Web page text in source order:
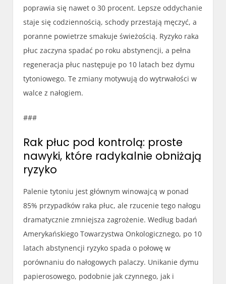
poprawia się nawet o 30 procent. Lepsze oddychanie
staje się codziennością, schody przestają męczyć, a
poranne powietrze smakuje świeżością. Ryzyko raka
płuc zaczyna spadać po roku abstynencji, a pełna
regeneracja płuc następuje po 10 latach bez dymu
tytoniowego. Te zmiany motywują do wytrwałości w
walce z nałogiem.
###
Rak płuc pod kontrolą: proste
nawyki, które radykalnie obniżają
ryzyko
Palenie tytoniu jest głównym winowajcą w ponad
85% przypadków raka płuc, ale rzucenie tego nałogu
dramatycznie zmniejsza zagrożenie. Według badań
Amerykańskiego Towarzystwa Onkologicznego, po 10
latach abstynencji ryzyko spada o połowę w
porównaniu do nałogowych palaczy. Unikanie dymu
papierosowego, podobnie jak czynnego, jak i